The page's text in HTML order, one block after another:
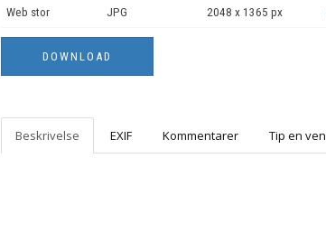
Web stor JPG 2048 x 1365 px
Beskrivelse EXIF Kommentarer Tip en ven